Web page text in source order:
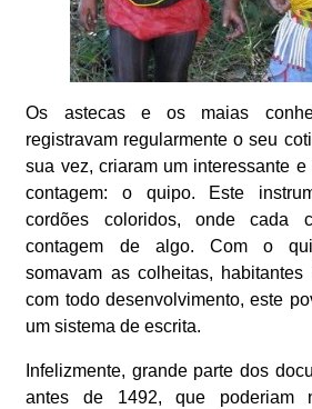
Os astecas e os maias
registravam regularmente o seu
sua vez, criaram um interessante
contagem: o quipo. Este
cordões coloridos, onde cada
contagem de algo. Com o
somavam as colheitas,
com todo desenvolvimento, este
um sistema de escrita.
Infelizmente, grande parte dos
antes de 1492, que poderiam